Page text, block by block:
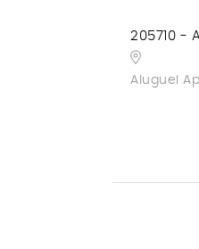
205710 -
Aluguel